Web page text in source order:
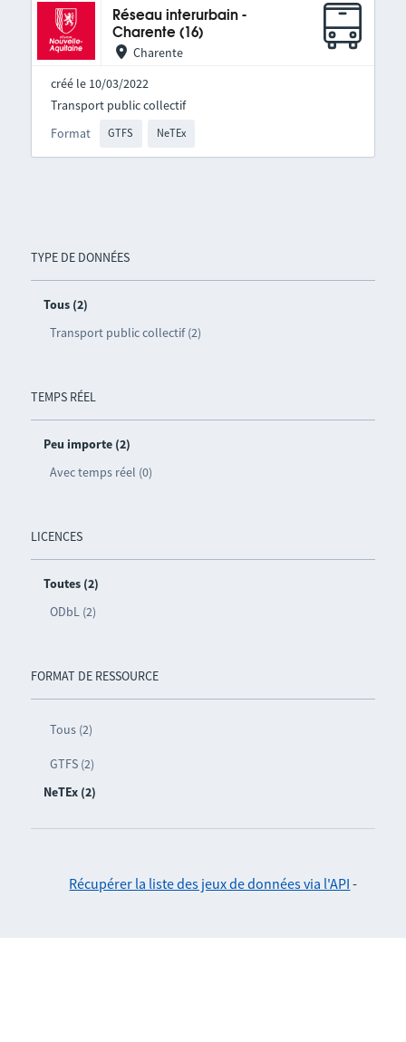
TYPE DE DONNÉES
Tous (2)
Transport public collectif (2)
TEMPS RÉEL
Peu importe (2)
Avec temps réel (0)
LICENCES
Toutes (2)
ODbL (2)
FORMAT DE RESSOURCE
Tous (2)
GTFS (2)
NeTEx (2)
Réseau interurbain -
Charente (16)
Charente
créé le 10/03/2022
Format GTFS NeTEx
Transport public collectif
Récupérer la liste des jeux de données via l'API -